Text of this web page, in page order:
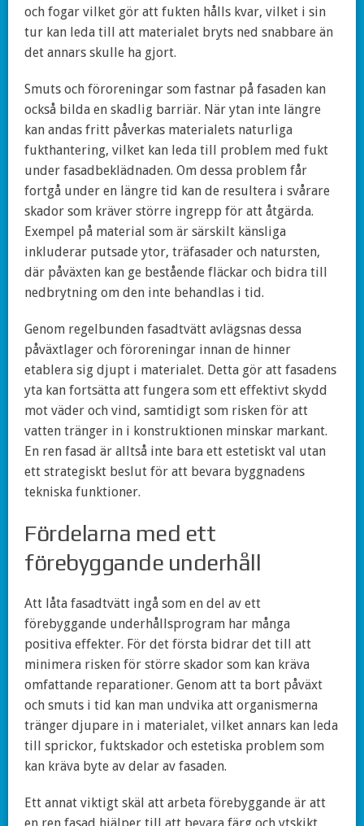
och fogar vilket gör att fukten hålls kvar, vilket i sin
tur kan leda till att materialet bryts ned snabbare än
det annars skulle ha gjort.
Smuts och föroreningar som fastnar på fasaden kan
också bilda en skadlig barriär. När ytan inte längre
kan andas fritt påverkas materialets naturliga
fukthantering, vilket kan leda till problem med fukt
under fasadbeklädnaden. Om dessa problem får
fortgå under en längre tid kan de resultera i svårare
skador som kräver större ingrepp för att åtgärda.
Exempel på material som är särskilt känsliga
inkluderar putsade ytor, träfasader och natursten,
där påväxten kan ge bestående fläckar och bidra till
nedbrytning om den inte behandlas i tid.
Genom regelbunden fasadtvätt avlägsnas dessa
påväxtlager och föroreningar innan de hinner
etablera sig djupt i materialet. Detta gör att fasadens
yta kan fortsätta att fungera som ett effektivt skydd
mot väder och vind, samtidigt som risken för att
vatten tränger in i konstruktionen minskar markant.
En ren fasad är alltså inte bara ett estetiskt val utan
ett strategiskt beslut för att bevara byggnadens
tekniska funktioner.
Fördelarna med ett
förebyggande underhåll
Att låta fasadtvätt ingå som en del av ett
förebyggande underhållsprogram har många
positiva effekter. För det första bidrar det till att
minimera risken för större skador som kan kräva
omfattande reparationer. Genom att ta bort påväxt
och smuts i tid kan man undvika att organismerna
tränger djupare in i materialet, vilket annars kan leda
till sprickor, fuktskador och estetiska problem som
kan kräva byte av delar av fasaden.
Ett annat viktigt skäl att arbeta förebyggande är att